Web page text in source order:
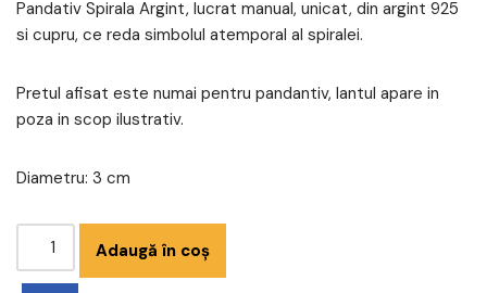
Pandativ Spirala Argint, lucrat manual, unicat, din argint 925
si cupru, ce reda simbolul atemporal al spiralei.
Pretul afisat este numai pentru pandantiv, lantul apare in
poza in scop ilustrativ.
Diametru: 3 cm
Adaugă în coș